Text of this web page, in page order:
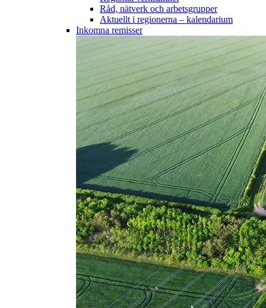
Råd, nätverk och arbetsgrupper
Aktuellt i regionerna – kalendarium
Inkomna remisser